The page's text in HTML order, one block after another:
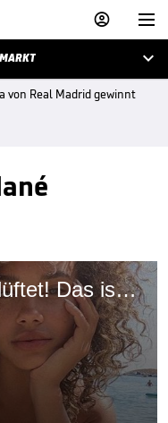



von Real Madrid gewinnt
01:16 | Geheimnis gelüftet! Das ist Benzemas neue Freundin